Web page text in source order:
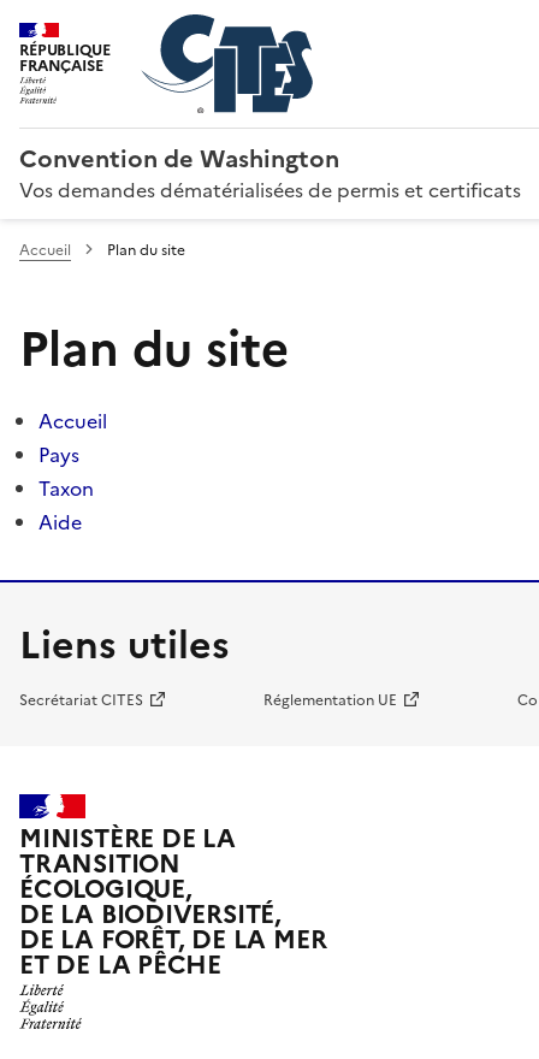
RÉPUBLIQUE
FRANÇAISE
Convention de Washington
Vos demandes dématérialisées de permis et certificats
Accueil Plan du site
Plan du site
Accueil
Pays
Taxon
Aide
Liens utiles
Secrétariat CITES Réglementation UE
MINISTÈRE DE LA
TRANSITION
ÉCOLOGIQUE,
DE LA BIODIVERSITÉ,
DE LA FORÊT, DE LA MER
ET DE LA PÊCHE